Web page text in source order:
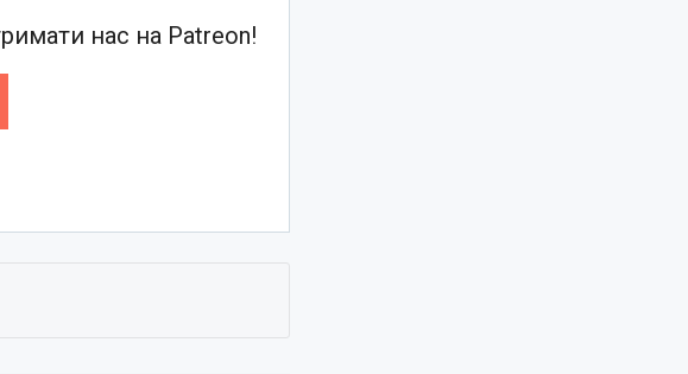
нас на Patreon!